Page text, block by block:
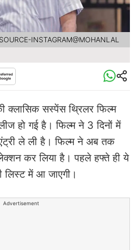
INSTAGRAM@MOHANLAL
क्लासिक सस्पेंस थ्रिलर फिल्म
हो गई है। फिल्म ने 3 दिनों में
ले ली है। फिल्म ने अब तक
कर लिया है। पहले हफ्ते ही ये
लिस्ट में आ जाएगी।
Advertisement